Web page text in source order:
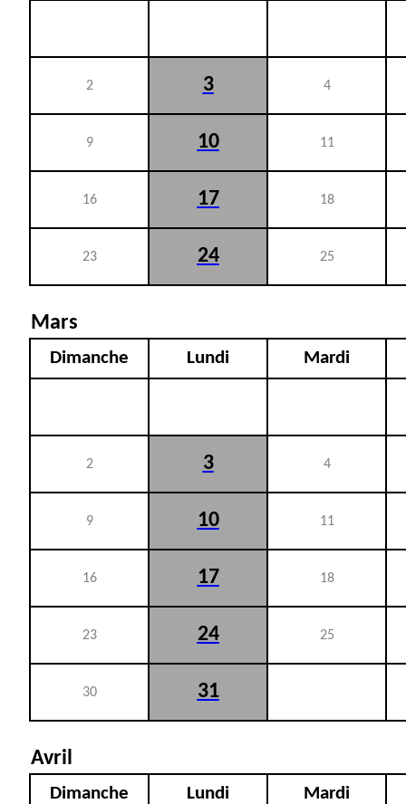
2 3 4
9 10 11
16 17 18
23 24 25
Mars
Dimanche Lundi Mardi
2 3 4
9 10 11
16 17 18
23 24 25
30 31
Avril
Dimanche Lundi Mardi